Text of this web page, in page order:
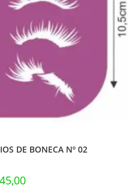
DE BONECA Nº 02
45,00